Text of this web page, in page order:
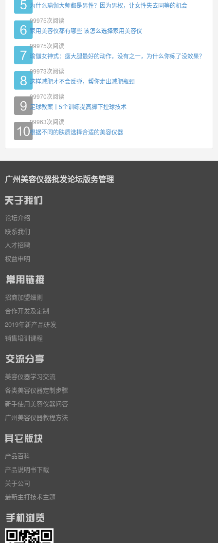
为什么瑜伽大师都是男性？因为男权，让女性失去同等的机会
99975次阅读
家用美容仪都有哪些 该怎么选择家用美容仪
99975次阅读
瑜伽女神式：瘦大腿最好的动作，没有之一，为什么你练了没效果？
99973次阅读
这样减肥才不会反弹，帮你走出减肥瓶颈
99970次阅读
足球教案丨5个训练提高脚下控球技术
99963次阅读
根据不同的肤质选择合适的美容仪器
广州美容仪器批发论坛版务管理
论坛介绍
联系我们
人才招聘
权益申明
招商加盟细则
合作开发及定制
2019年新产品研发
销售培训课程
美容仪器学习交流
各类美容仪器定制步骤
新手使用美容仪器问答
广州美容仪器教程方法
产品百科
产品说明书下载
关于公司
最新主打技术主题